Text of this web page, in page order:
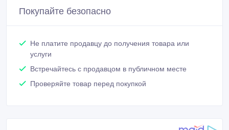
Покупайте безопасно
Не платите продавцу до получения товара или
услуги
Встречайтесь с продавцом в публичном месте
Проверяйте товар перед покупкой